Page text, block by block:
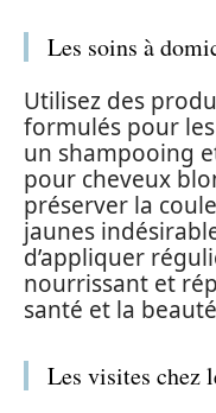
Les soins à
Utilisez des
formulés pour
un shampooing
pour cheveux
préserver la
jaunes
d’appliquer
nourrissant et
santé et la
Les visites chez